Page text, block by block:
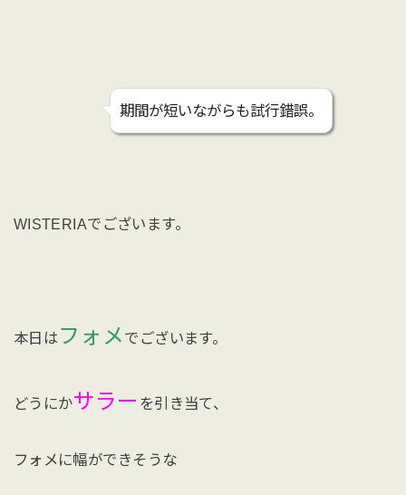
期間が短いながらも試行錯誤。
WISTERIAでございます。
本日はフォメ でございます。
どうにかサラー を引き当て、
フォメに幅ができそうな